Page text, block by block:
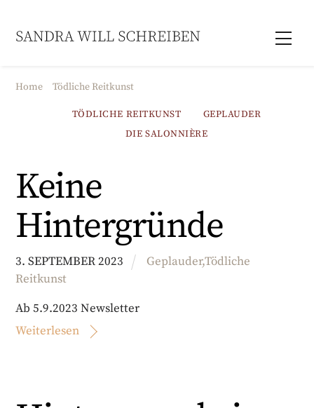
content
Home Tödliche Reitkunst
TÖDLICHE REITKUNST
GEPLAUDER
DIE SALONNIÈRE
Keine
Hintergründe
3.SEPTEMBER 2023 Geplauder,Tödliche
Reitkunst
Ab 5.9.2023 Newsletter
Weiterlesen